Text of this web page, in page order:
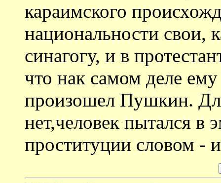
караимского
национальности свои,
синагогу, и в
что нак самом деле
произошел Пушкин.
нет,человек пытался в
проституции словом -